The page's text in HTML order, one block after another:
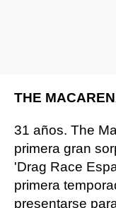
THE
31 años. The
primera gran
'Drag Race
primera
presentarse